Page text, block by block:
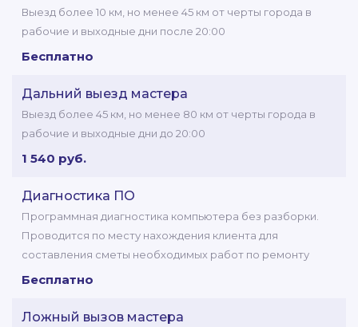
Выезд более 10 км, но менее 45 км от черты города в
рабочие и выходные дни после 20:00
Бесплатно
Дальний выезд мастера
Выезд более 45 км, но менее 80 км от черты города в
рабочие и выходные дни до 20:00
1 540 руб.
Диагностика ПО
Программная диагностика компьютера без разборки.
Проводится по месту нахождения клиента для
составления сметы необходимых работ по ремонту
Бесплатно
Ложный вызов мастера